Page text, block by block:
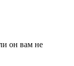
он вам не